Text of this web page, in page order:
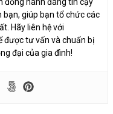
bạn, giúp bạn tổ chức các
Hãy liên hệ với
được tư vấn và chuẩn bị
đại của gia đình!